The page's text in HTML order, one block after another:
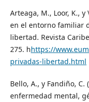
Arteaga, M., Loor, K., y
en el entorno familiar
libertad. Revista
275. hhttps://
privadas-libertad.html
Bello, A., y Fandiño, C.
enfermedad mental,